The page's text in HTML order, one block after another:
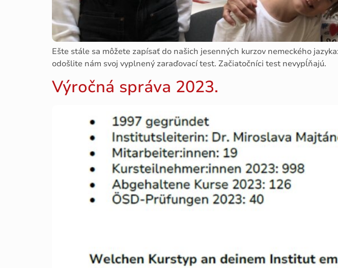
Ešte stále sa môžete zapísať do našich jesenných kurzov nemeckého
odošlite nám svoj vyplnený zaraďovací test. Začiatočníci test nevypĺňajú.
Výročná správa 2023.